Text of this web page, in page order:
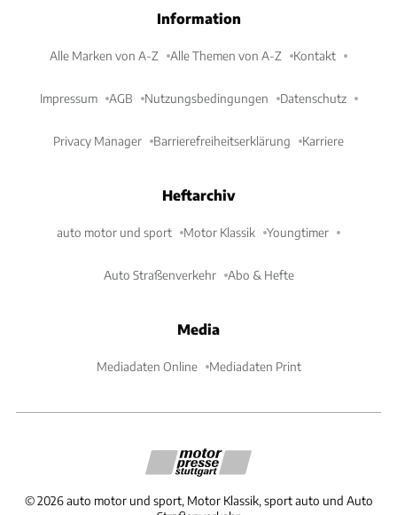
Information
Alle Marken von A-Z Alle Themen von A-Z Kontakt
Impressum AGB Nutzungsbedingungen Datenschutz
Privacy Manager Barrierefreiheitserklärung Karriere
Heftarchiv
auto motor und sport Motor Klassik Youngtimer
Auto Straßenverkehr Abo & Hefte
Media
Mediadaten Online Mediadaten Print
©2026 auto motor und sport, Motor Klassik, sport auto und Auto